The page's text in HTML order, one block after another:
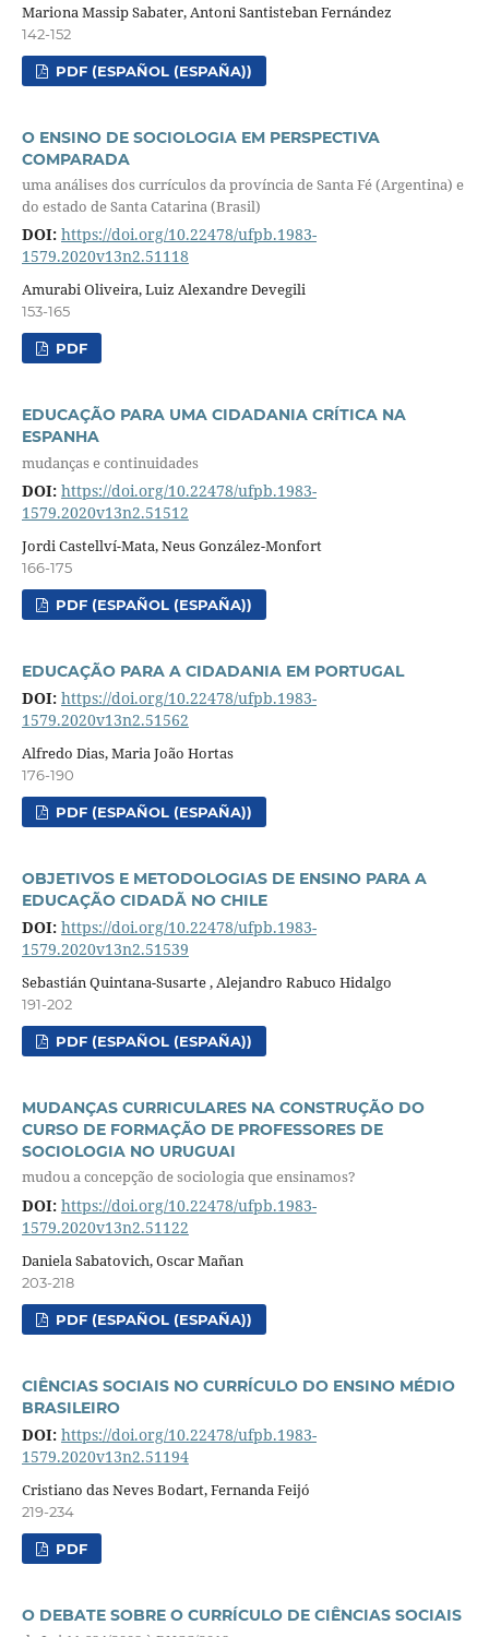
Mariona Massip Sabater, Antoni Santisteban Fernández
142-152
PDF (ESPAÑOL (ESPAÑA))
O ENSINO DE SOCIOLOGIA EM PERSPECTIVA
COMPARADA
uma análises dos currículos da província de Santa Fé (Argentina) e
do estado de Santa Catarina (Brasil)
DOI: https://doi.org/10.22478/ufpb.1983-
1579.2020v13n2.51118
Amurabi Oliveira, Luiz Alexandre Devegili
153-165
PDF
EDUCAÇÃO PARA UMA CIDADANIA CRÍTICA NA
ESPANHA
mudanças e continuidades
DOI: https://doi.org/10.22478/ufpb.1983-
1579.2020v13n2.51512
Jordi Castellví-Mata, Neus González-Monfort
166-175
PDF (ESPAÑOL (ESPAÑA))
EDUCAÇÃO PARA A CIDADANIA EM PORTUGAL
DOI: https://doi.org/10.22478/ufpb.1983-
1579.2020v13n2.51562
Alfredo Dias, Maria João Hortas
176-190
PDF (ESPAÑOL (ESPAÑA))
OBJETIVOS E METODOLOGIAS DE ENSINO PARA A
EDUCAÇÃO CIDADÃ NO CHILE
DOI: https://doi.org/10.22478/ufpb.1983-
1579.2020v13n2.51539
Sebastián Quintana-Susarte , Alejandro Rabuco Hidalgo
191-202
PDF (ESPAÑOL (ESPAÑA))
MUDANÇAS CURRICULARES NA CONSTRUÇÃO DO
CURSO DE FORMAÇÃO DE PROFESSORES DE
SOCIOLOGIA NO URUGUAI
mudou a concepção de sociologia que ensinamos?
DOI: https://doi.org/10.22478/ufpb.1983-
1579.2020v13n2.51122
Daniela Sabatovich, Oscar Mañan
203-218
PDF (ESPAÑOL (ESPAÑA))
CIÊNCIAS SOCIAIS NO CURRÍCULO DO ENSINO MÉDIO
BRASILEIRO
DOI: https://doi.org/10.22478/ufpb.1983-
1579.2020v13n2.51194
Cristiano das Neves Bodart, Fernanda Feijó
219-234
PDF
O DEBATE SOBRE O CURRÍCULO DE CIÊNCIAS SOCIAIS